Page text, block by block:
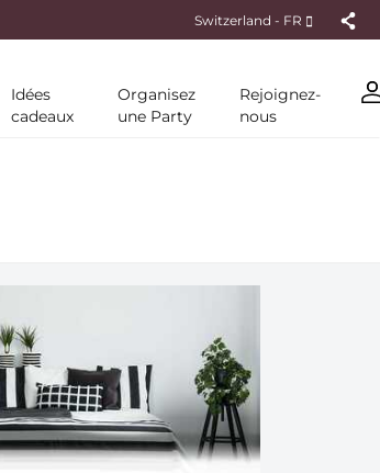
Switzerland - FR
Idées
cadeaux
Organisez
une Party
Rejoignez-
nous